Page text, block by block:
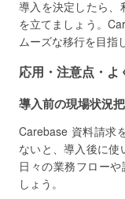
導入を決定したら、
を立てましょう。
ムーズな移行を目指
応用・注意点・よ
導入前の現場状況
Carebase 資料請求
ないと、導入後に使
日々の業務フロー
しょう。